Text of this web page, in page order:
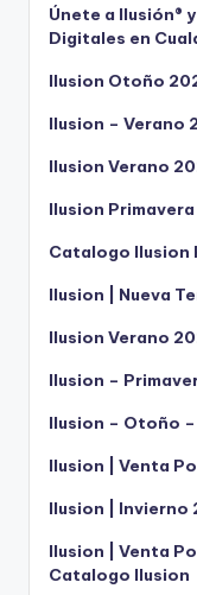
Únete a Ilusión®
Digitales en
Ilusion Otoño
Ilusion – Verano
Ilusion Verano
Ilusion
Catalogo Ilusion
Ilusion | Nueva
Ilusion Verano
Ilusion –
Ilusion – Otoño
Ilusion | Venta
Ilusion | Invierno
Ilusion | Venta
Catalogo Ilusion